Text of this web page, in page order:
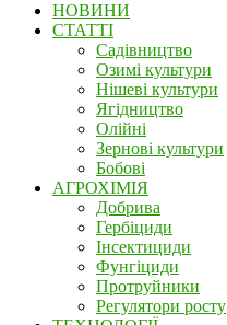
НОВИНИ
СТАТТІ
Садівництво
Озимі культури
Нішеві культури
Ягідництво
Олійні
Зернові культури
Бобові
АГРОХІМІЯ
Добрива
Гербіциди
Інсектициди
Фунгіциди
Протруйники
Регулятори росту